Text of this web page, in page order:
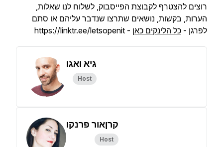
רוצים להצטרף לקבוצת הפייסבוק, לשלוח לנו שאלות,
הערות, בקשות, נושאים שתרצו שנדבר עליהם או סתם
לפרגן - כל הלינקים כאן - https://linktr.ee/letsopenit
גיא ואגו
Host
קרןאור פרנקו
Host